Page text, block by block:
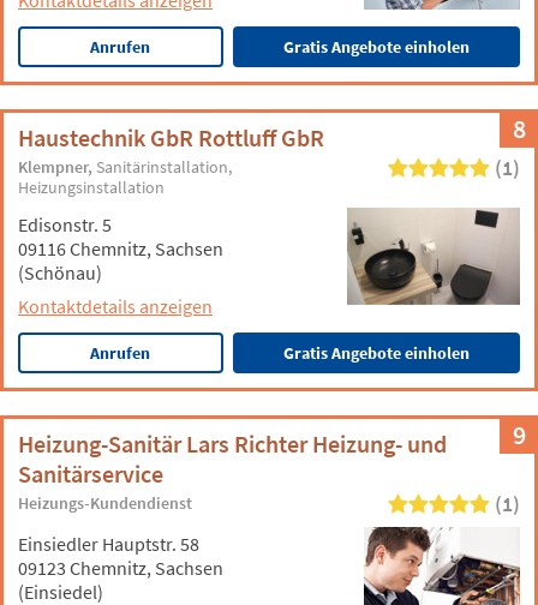
Anrufen Gratis Angebote einholen
8
Haustechnik GbR Rottluff GbR
Klempner Sanitärinstallation
Heizungsinstallation
(1)
Edisonstr. 5
09116 Chemnitz, Sachsen
(Schönau)
Kontaktdetails anzeigen
Anrufen Gratis Angebote einholen
9
Heizung-Sanitär Lars Richter Heizung- und
Sanitärservice
Heizungs-Kundendienst (1)
Einsiedler Hauptstr. 58
09123 Chemnitz, Sachsen
(Einsiedel)